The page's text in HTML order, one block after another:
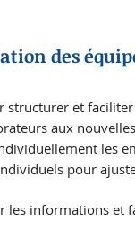
des
structurer et
aux
les
pour
les informations et